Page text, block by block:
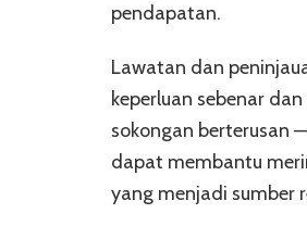
pendapatan.
Lawatan dan
keperluan sebenar
sokongan berterusan
dapat membantu
yang menjadi sumber